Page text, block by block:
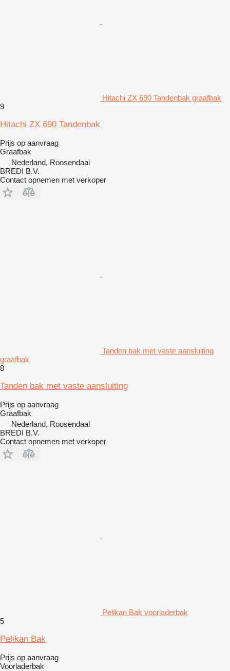
Hitachi ZX 690 Tandenbak graafbak
9
Hitachi ZX 690 Tandenbak
Prijs op aanvraag
Graafbak
Nederland, Roosendaal
BREDI B.V.
Contact opnemen met verkoper
Tanden bak met vaste aansluiting
graafbak
8
Tanden bak met vaste aansluiting
Prijs op aanvraag
Graafbak
Nederland, Roosendaal
BREDI B.V.
Contact opnemen met verkoper
Pelikan Bak voorladerbak
5
Pelikan Bak
Prijs op aanvraag
Voorladerbak